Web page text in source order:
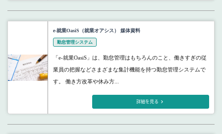
e-就業OasiS（就業オアシス） 媒体資料
勤怠管理システム
「e-就業OasiS」は、勤怠管理はもちろんのこと、働きすぎの従
業員の把握などさまざまな集計機能を持つ勤怠管理システムで
す。 働き方改革や休み方...
詳細を見る